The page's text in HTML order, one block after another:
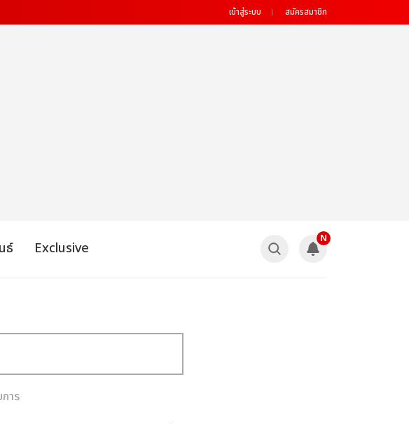
เข้าสู่ระบบ สมัครสมาชิก
ธ์ Exclusive
N
าร